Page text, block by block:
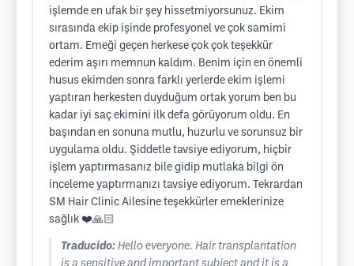
işlemde en ufak bir şey hissetmiyorsunuz. Ekim
sırasında ekip işinde profesyonel ve çok samimi
ortam. Emeği geçen herkese çok çok teşekkür
ederim aşırı memnun kaldım. Benim için en önemli
husus ekimden sonra farklı yerlerde ekim işlemi
yaptıran herkesten duyduğum ortak yorum ben bu
kadar iyi saç ekimini ilk defa görüyorum oldu. En
başından en sonuna mutlu, huzurlu ve sorunsuz bir
uygulama oldu. Şiddetle tavsiye ediyorum, hiçbir
işlem yaptırmasanız bile gidip mutlaka bilgi ön
inceleme yaptırmanızı tavsiye ediyorum. Tekrardan
SM Hair Clinic Ailesine teşekkürler emeklerinize
sağlık ❤️🙏🏻
Traducido: Hello everyone. Hair transplantation